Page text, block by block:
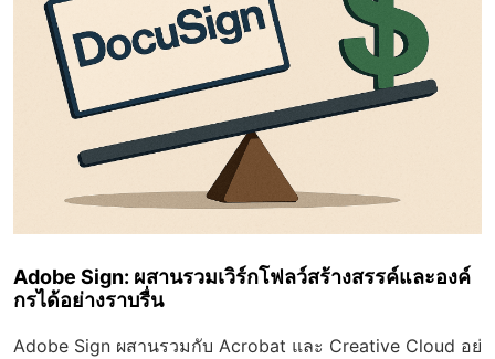
Adobe Sign: ผสานรวมเวิร์กโฟลว์สร้างสรรค์และองค์
กรได้อย่างราบรื่น
Adobe Sign ผสานรวมกับ Acrobat และ Creative Cloud อย่